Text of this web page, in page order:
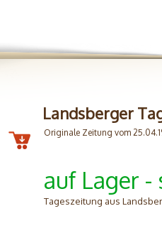
Landsberger
Originale Zeitung vom
auf Lager
Tageszeitung aus